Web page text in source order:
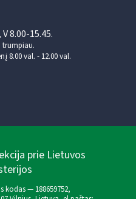
8.00-15.45.
trumpiau.
8.00 val. - 12.00 val.
prie Lietuvos
kodas — 188659752,